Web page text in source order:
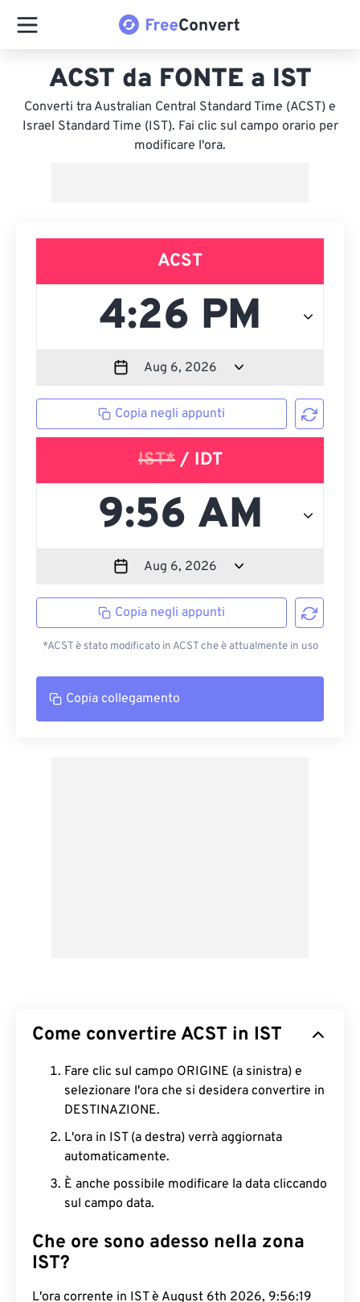
ACST da FONTE a IST
Converti tra Australian Central Standard Time (ACST) e
Israel Standard Time (IST). Fai clic sul campo orario per
modificare l'ora.
ACST
Copia negli appunti
IST*/ IDT
Copia negli appunti
*ACST è stato modificato in ACST che è attualmente in uso
Copia collegamento
Come convertire ACST in IST
Fare clic sul campo ORIGINE (a sinistra) e
selezionare l'ora che si desidera convertire in
DESTINAZIONE.
L'ora in IST (a destra) verrà aggiornata
automaticamente.
È anche possibile modificare la data cliccando
sul campo data.
Che ore sono adesso nella zona
IST?
L'ora corrente in IST è August 6th 2026, 9:56:20